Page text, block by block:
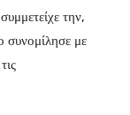
την,
συνομίλησε με